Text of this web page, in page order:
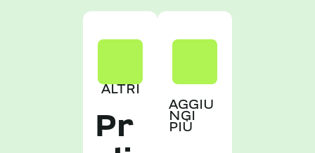
ALTRI
Pr
AGGIU
NGI
PIÙ